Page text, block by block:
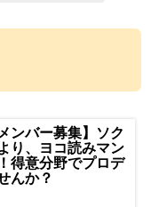
ンバー募集】ソク
り、ヨコ読みマン
得意分野でプロデ
んか？